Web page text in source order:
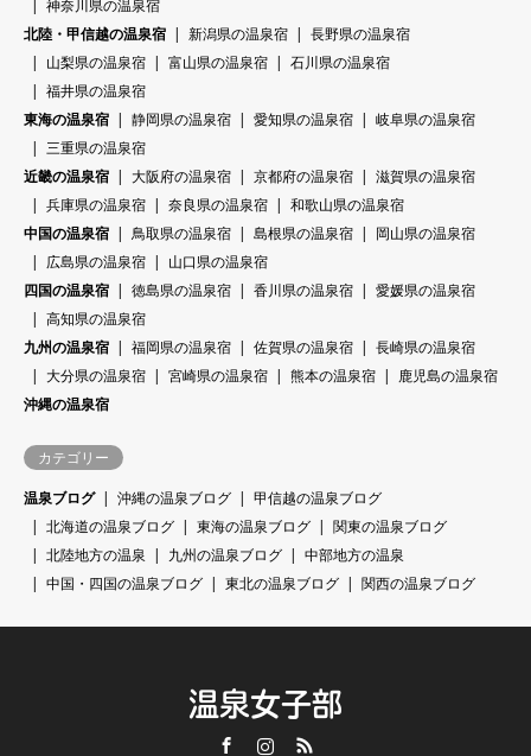
神奈川県の温泉宿
北陸・甲信越の温泉宿
新潟県の温泉宿
長野県の温泉宿
山梨県の温泉宿
富山県の温泉宿
石川県の温泉宿
福井県の温泉宿
東海の温泉宿
静岡県の温泉宿 愛知県の温泉宿
岐阜県の温泉宿
三重県の温泉宿
近畿の温泉宿
大阪府の温泉宿 京都府の温泉宿
滋賀県の温泉宿
兵庫県の温泉宿
奈良県の温泉宿
和歌山県の温泉宿
中国の温泉宿
鳥取県の温泉宿 島根県の温泉宿
岡山県の温泉宿
広島県の温泉宿
山口県の温泉宿
四国の温泉宿
徳島県の温泉宿 香川県の温泉宿
愛媛県の温泉宿
高知県の温泉宿
九州の温泉宿
福岡県の温泉宿 佐賀県の温泉宿
長崎県の温泉宿
大分県の温泉宿
宮崎県の温泉宿 熊本の温泉宿
鹿児島の温泉宿
沖縄の温泉宿
カテゴリー
温泉ブログ
沖縄の温泉ブログ
甲信越の温泉ブログ
北海道の温泉ブログ
東海の温泉ブログ
関東の温泉ブログ
北陸地方の温泉
九州の温泉ブログ
中部地方の温泉
中国・四国の温泉ブログ
東北の温泉ブログ 関西の温泉ブログ
温泉女子部